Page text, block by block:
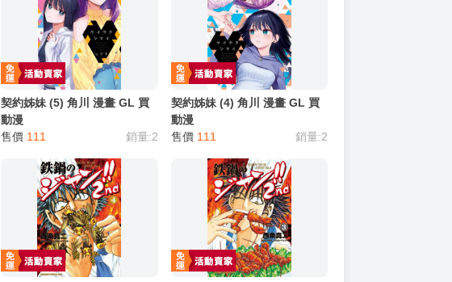
契約姊妹 (5) 角川 漫畫 GL 買
動漫
售價 111 銷量:2
契約姊妹 (4) 角川 漫畫 GL 買
動漫
售價 111 銷量:2